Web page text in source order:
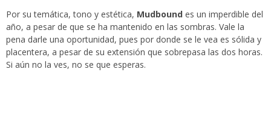
Por su temática, tono y estética, Mudbound es un imperdible del
año, a pesar de que se ha mantenido en las sombras. Vale la
pena darle una oportunidad, pues por donde se le vea es sólida y
placentera, a pesar de su extensión que sobrepasa las dos horas.
Si aún no la ves, no se que esperas.